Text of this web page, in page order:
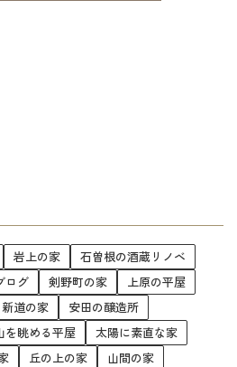
岩上の家
石曽根の酒蔵リノベ
ログ 剣野町の家
上原の平屋
新道の家
安田の醸造所
を眺める平屋
太陽に素直な家
丘の上の家
山間の家